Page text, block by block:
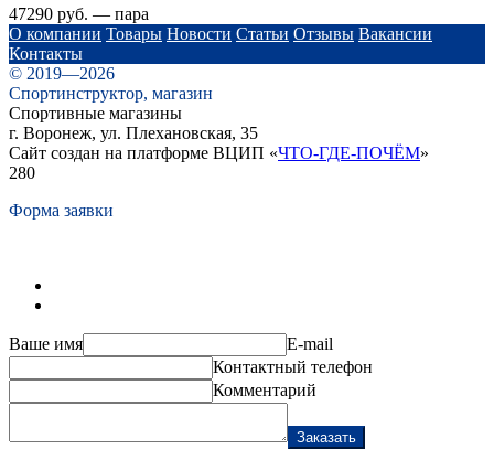
47290 руб. — пара
О компании Товары Новости Статьи Отзывы Вакансии
Контакты
© 2019—2026
Спортинструктор, магазин
Спортивные магазины
г. Воронеж, ул. Плехановская, 35
Сайт создан на платформе ВЦИП «ЧТО-ГДЕ-ПОЧЁМ»
280
Форма заявки
Ваше имя
E-mail
Контактный телефон
Комментарий
Заказать